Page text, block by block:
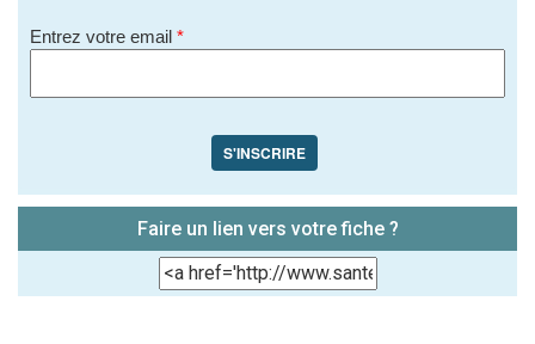
Entrez votre email *
S'INSCRIRE
Faire un lien vers votre fiche ?